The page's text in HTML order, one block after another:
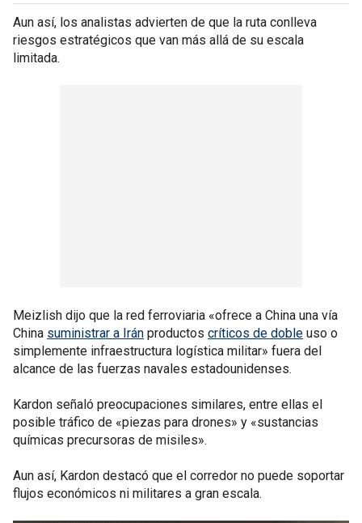
Aun así, los analistas advierten de que la ruta conlleva
riesgos estratégicos que van más allá de su escala
limitada.
Meizlish dijo que la red ferroviaria «ofrece a China una vía
China suministrar a Irán productos críticos de doble uso o
simplemente infraestructura logística militar» fuera del
alcance de las fuerzas navales estadounidenses.
Kardon señaló preocupaciones similares, entre ellas el
posible tráfico de «piezas para drones» y «sustancias
químicas precursoras de misiles».
Aun así, Kardon destacó que el corredor no puede soportar
flujos económicos ni militares a gran escala.